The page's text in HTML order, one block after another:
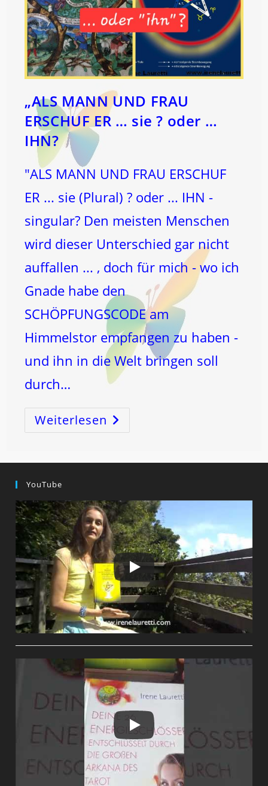
„ALS MANN UND FRAU
ERSCHUF ER … sie ? oder …
IHN?
"ALS MANN UND FRAU ERSCHUF
ER ... sie (Plural) ? oder ... IHN -
singular? Den meisten Menschen
wird dieser Unterschied gar nicht
auffallen ... , doch für mich - wo ich
Gnade habe den
SCHÖPFUNGSCODE am
Himmelstor empfangen zu haben -
und ihn in die Welt bringen soll
durch…
Weiterlesen „ALS
MANN
UND
…
IHN?
YouTube